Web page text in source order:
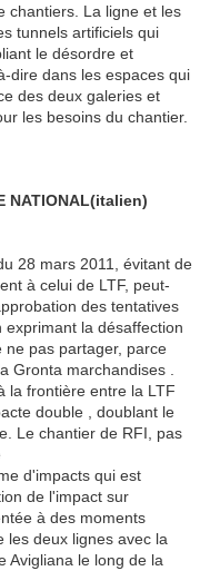
chantiers. La ligne et les
tunnels artificiels qui
le désordre et
dire dans les espaces qui
des deux galeries et
les besoins du chantier.
NATIONAL(italien)
28 mars 2011, évitant de
à celui de LTF, peut-
des tentatives
la désaffection
ne pas partager, parce
Gronta marchandises .
la frontière entre la LTF
double , doublant le
Le chantier de RFI, pas
d'impacts qui est
de l'impact sur
à des moments
les deux lignes avec la
Avigliana le long de la